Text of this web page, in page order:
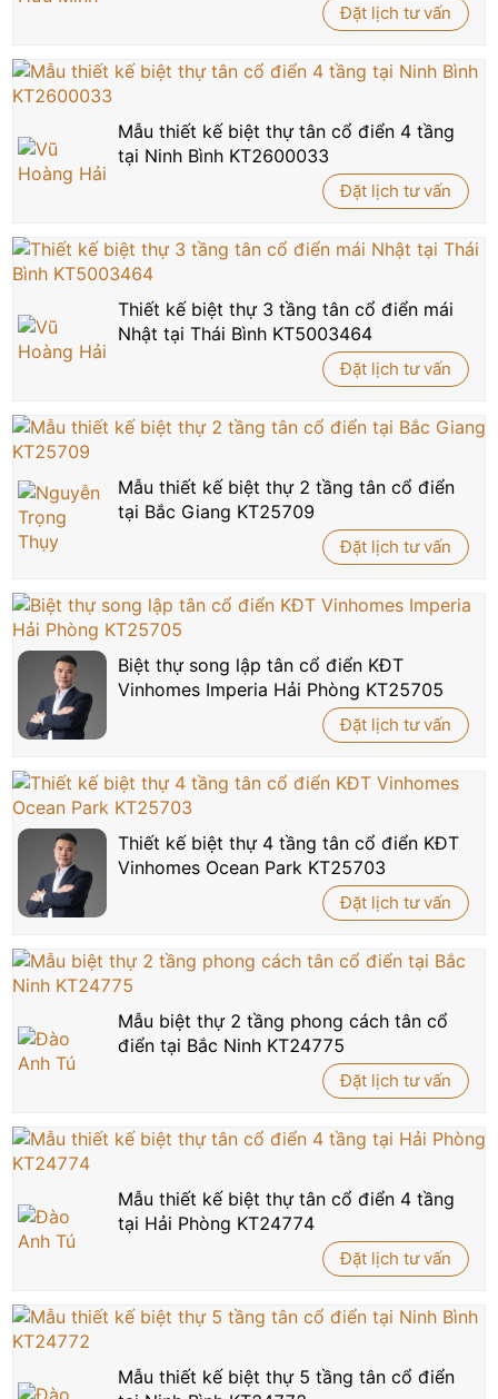
Đặt lịch tư vấn
Mẫu thiết kế biệt thự tân cổ điển 4 tầng
tại Ninh Bình KT2600033
Đặt lịch tư vấn
Thiết kế biệt thự 3 tầng tân cổ điển mái
Nhật tại Thái Bình KT5003464
Đặt lịch tư vấn
Mẫu thiết kế biệt thự 2 tầng tân cổ điển
tại Bắc Giang KT25709
Đặt lịch tư vấn
Biệt thự song lập tân cổ điển KĐT
Vinhomes Imperia Hải Phòng KT25705
Đặt lịch tư vấn
Thiết kế biệt thự 4 tầng tân cổ điển KĐT
Vinhomes Ocean Park KT25703
Đặt lịch tư vấn
Mẫu biệt thự 2 tầng phong cách tân cổ
điển tại Bắc Ninh KT24775
Đặt lịch tư vấn
Mẫu thiết kế biệt thự tân cổ điển 4 tầng
tại Hải Phòng KT24774
Đặt lịch tư vấn
Mẫu thiết kế biệt thự 5 tầng tân cổ điển